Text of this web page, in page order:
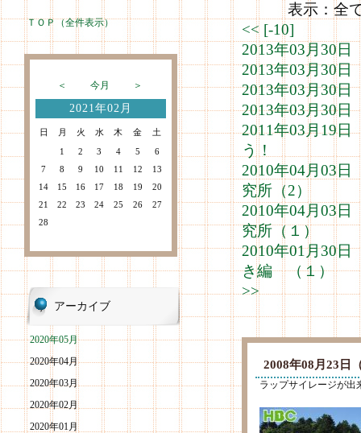
ＴＯＰ（全件表示）
＜ 今月 ＞
2021年02月
日 月 火 水 木 金
土
1
2 3 4 5
6
7
8 9 10 11 12
13
14
15 16 17 18 19
20
21
22 23 24 25 26
27
28
アーカイブ
2020年05月
2020年04月
2020年03月
2020年02月
2020年01月
表示：全て
<< [-10]
2013年03月30
2013年03月30
2013年03月30
2013年03月30
2011年03月19
う！
2010年04月03
究所（2）
2010年04月03
究所（１）
2010年01月30
き編 （１）
>>
2008年08月23
ラップサイレージが出